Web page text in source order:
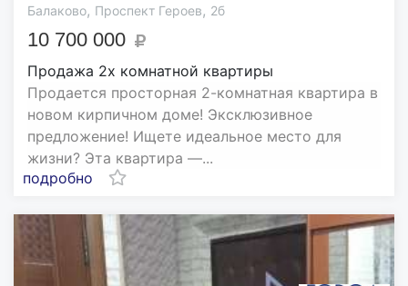
Балаково, Проспект Героев, 2б
10 700 000
Продажа 2х комнатной квартиры
Продается просторная 2-комнатная квартира в
новом кирпичном доме! Эксклюзивное
предложение! Ищете идеальное место для
жизни? Эта квартира —...
подробно